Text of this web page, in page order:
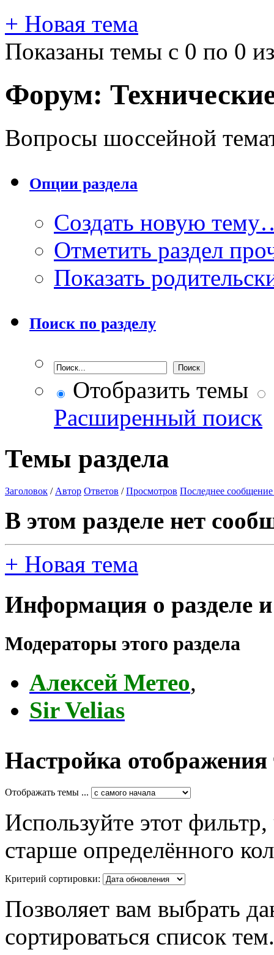
+ Новая тема
Показаны темы с 0 по 0
Форум:
Вопросы шоссейной
Опции раздела
Создать новую
Отметить раздел
Показать
Поиск по разделу
Отобразить темы
Расширенный поиск
Темы раздела
Заголовок / Автор Ответов /Просмотров Последнее сообщение
В этом разделе нет
+ Новая тема
Информация о разделе
Модераторы этого раздела
Алексей Метео,
Sir Velias
Настройка отображения
Отображать темы ...
Используйте этот
старше определённого
Критерий сортировки:
Позволяет вам выбрать
сортироваться список тем.